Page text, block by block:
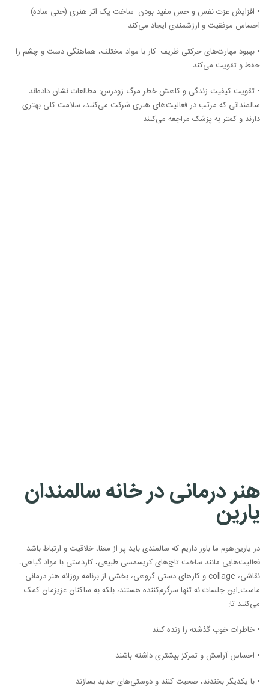
• افزایش عزت نفس و حس مفید بودن: ساخت یک اثر هنری (حتی ساده)
احساس موفقیت و ارزشمندی ایجاد می‌کند
• بهبود مهارت‌های حرکتی ظریف: کار با مواد مختلف، هماهنگی دست و چشم را
حفظ و تقویت می‌کند
• تقویت کیفیت زندگی و کاهش خطر مرگ زودرس: مطالعات نشان داده‌اند
سالمندانی که مرتب در فعالیت‌های هنری شرکت می‌کنند، سلامت کلی بهتری
دارند و کمتر به پزشک مراجعه می‌کنند
هنر درمانی در خانه سالمندان
یارین
در یارین‌هوم ما باور داریم که سالمندی باید پر از معنا، خلاقیت و ارتباط باشد.
فعالیت‌هایی مانند ساخت تاج‌های کریسمسی طبیعی، کاردستی با مواد گیاهی،
نقاشی، collage و کارهای دستی گروهی، بخشی از برنامه روزانه هنر درمانی
ماست.این جلسات نه تنها سرگرم‌کننده هستند، بلکه به ساکنان عزیزمان کمک
می‌کنند تا:
• خاطرات خوب گذشته را زنده کنند
• احساس آرامش و تمرکز بیشتری داشته باشند
• با یکدیگر بخندند، صحبت کنند و دوستی‌های جدید بسازند